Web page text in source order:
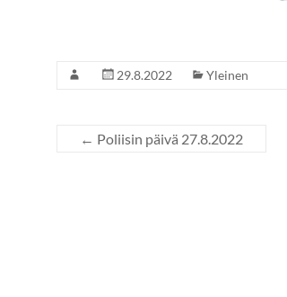
29.8.2022 Yleinen
← Poliisin päivä 27.8.2022